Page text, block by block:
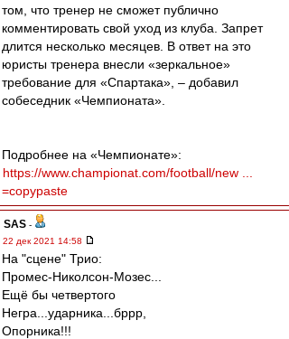
том, что тренер не сможет публично
комментировать свой уход из клуба. Запрет
длится несколько месяцев. В ответ на это
юристы тренера внесли «зеркальное»
требование для «Спартака», – добавил
собеседник «Чемпионата».
Подробнее на «Чемпионате»:
https://www.championat.com/football/new ...
=copypaste
SAS -
22 дек 2021 14:58
На "сцене" Трио:
Промес-Николсон-Мозес...
Ещё бы четвертого
Негра...ударника...бррр,
Опорника!!!